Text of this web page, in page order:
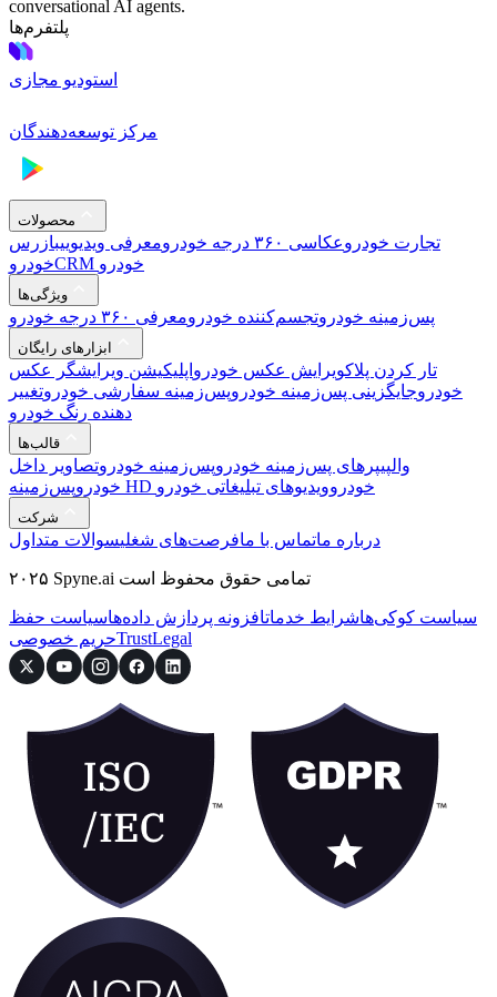
conversational AI agents.
پلتفرم‌ها
استودیو مجازی
مرکز توسعه‌دهندگان
محصولات
تجارت خودروعکاسی ۳۶۰ درجه خودرو معرفی ویدیوییبازرس
خودرو
CRM خودرو
ویژگی‌ها
پس‌زمینه خودروتجسم‌کننده خودرومعرفی ۳۶۰ درجه خودرو
ابزارهای رایگان
تار کردن پلاکویرایش عکس خودرو اپلیکیشن ویرایشگر عکس
خودروجایگزینی پس‌زمینه خودروپس‌زمینه سفارشی خودروتغییر
دهنده رنگ خودرو
قالب‌ها
والپیپرهای پس‌زمینه خودروپس‌زمینه خودروتصاویر داخل
خودرو
پس‌زمینه HD خودروویدیوهای تبلیغاتی خودرو
شرکت
درباره ماتماس با مافرصت‌های شغلیسوالات متداول
۲۰۲۵ Spyne.ai تمامی حقوق محفوظ است
سیاست کوکی‌هاشرایط خدماتافزونه پردازش داده‌هاسیاست حفظ
حریم خصوصیTrustLegal